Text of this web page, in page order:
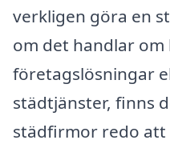
verkligen göra en
om det handlar
företagslösningar
städtjänster, finns
städfirmor redo att